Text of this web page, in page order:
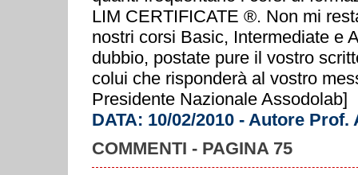
LIM CERTIFICATE ®. Non mi
nostri corsi Basic, Intermediate e
dubbio, postate pure il vostro
colui che risponderà al vostro
Presidente Nazionale Assodolab]
DATA: 10/02/2010 - Autore
COMMENTI - PAGINA 75